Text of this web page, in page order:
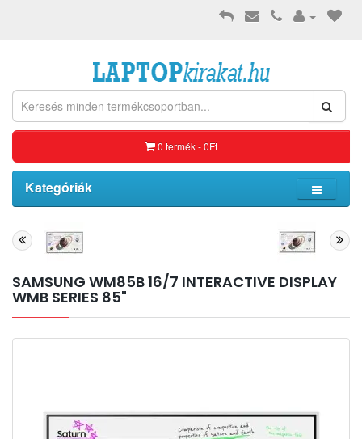
0 termék - 0Ft
Kategóriák
SAMSUNG WM85B 16/7 INTERACTIVE DISPLAY
WMB SERIES 85"